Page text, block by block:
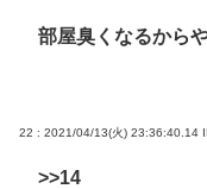
部屋臭くなるから
22 : 2021/04/13(火) 23:36:40.14
>>14